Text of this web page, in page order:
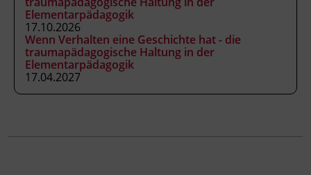
Elementarpädagogik
17.10.2026
Wenn Verhalten eine Geschichte hat - die
traumapädagogische Haltung in der
Elementarpädagogik
17.04.2027